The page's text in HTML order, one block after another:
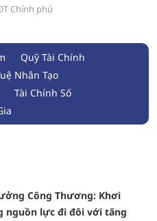
Chính phủ
Quỹ Tài Chính
Nhân Tạo
Tài Chính Số
Công Thương: Khơi
nguồn lực đi đôi với tăng